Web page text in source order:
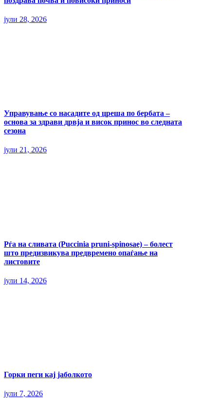
јули 28, 2026
Управување со насадите од цреша по бербата –
основа за здрави дрвја и висок принос во следната
сезона
јули 21, 2026
Рѓа на сливата (Puccinia pruni-spinosae) – болест
што предизвикува предвремено опаѓање на
листовите
јули 14, 2026
Горки пеги кај јаболкото
јули 7, 2026